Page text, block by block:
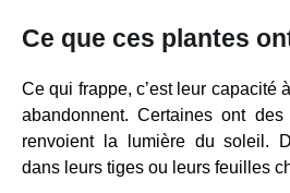
Ce que ces plantes
Ce qui frappe, c’est leur capacité
abandonnent. Certaines ont
renvoient la lumière du soleil.
dans leurs tiges ou leurs feuilles